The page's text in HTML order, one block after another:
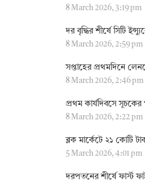
8 March 2026, 3:19 pm
দর বৃদ্ধির শীর্ষে সিটি
8 March 2026, 2:59 pm
সপ্তাহের প্রথমদিনে
8 March 2026, 2:46 pm
প্রথম কার্যদিবসে
8 March 2026, 2:22 pm
ব্লক মার্কেটে ২১ কোটি
5 March 2026, 4:01 pm
দরপতনের শীর্ষে ফার্স্ট